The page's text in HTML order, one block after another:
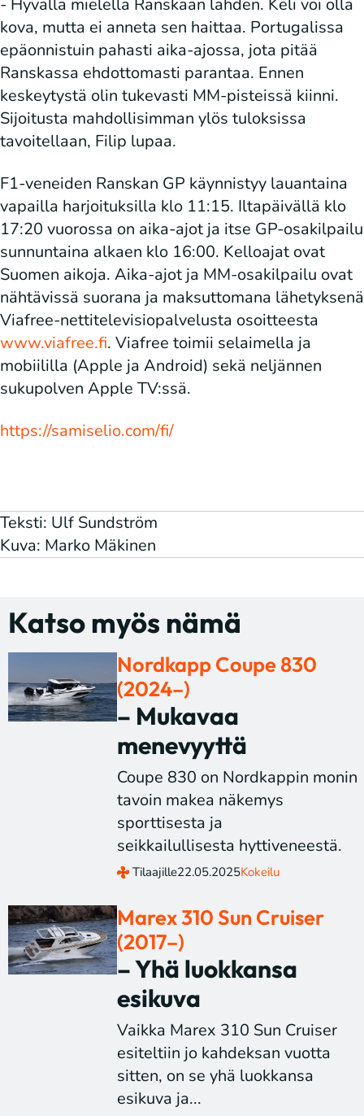
- Hyvällä mielellä Ranskaan lähden. Keli voi olla
kova, mutta ei anneta sen haittaa. Portugalissa
epäonnistuin pahasti aika-ajossa, jota pitää
Ranskassa ehdottomasti parantaa. Ennen
keskeytystä olin tukevasti MM-pisteissä kiinni.
Sijoitusta mahdollisimman ylös tuloksissa
tavoitellaan, Filip lupaa.
F1-veneiden Ranskan GP käynnistyy lauantaina
vapailla harjoituksilla klo 11:15. Iltapäivällä klo
17:20 vuorossa on aika-ajot ja itse GP-osakilpailu
sunnuntaina alkaen klo 16:00. Kelloajat ovat
Suomen aikoja. Aika-ajot ja MM-osakilpailu ovat
nähtävissä suorana ja maksuttomana lähetyksenä
Viafree-nettitelevisiopalvelusta osoitteesta
www.viafree.fi. Viafree toimii selaimella ja
mobiililla (Apple ja Android) sekä neljännen
sukupolven Apple TV:ssä.
https://samiselio.com/fi/
Teksti: Ulf Sundström
Kuva: Marko Mäkinen
Katso myös nämä
Nordkapp Coupe 830
(2024–)
– Mukavaa
menevyyttä
Coupe 830 on Nordkappin monin
tavoin makea näkemys
sporttisesta ja
seikkailullisesta hyttiveneestä.
Tilaajille22.05.2025Kokeilu
Marex 310 Sun Cruiser
(2017–)
– Yhä luokkansa
esikuva
Vaikka Marex 310 Sun Cruiser
esiteltiin jo kahdeksan vuotta
sitten, on se yhä luokkansa
esikuva ja...